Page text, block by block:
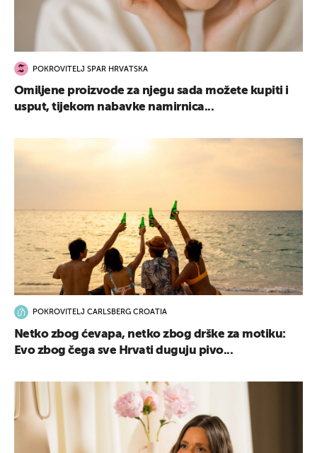
POKROVITELJ SPAR HRVATSKA
Omiljene proizvode za njegu sada možete kupiti i
usput, tijekom nabavke namirnica...
POKROVITELJ CARLSBERG CROATIA
Netko zbog ćevapa, netko zbog drške za motiku:
Evo zbog čega sve Hrvati duguju pivo...